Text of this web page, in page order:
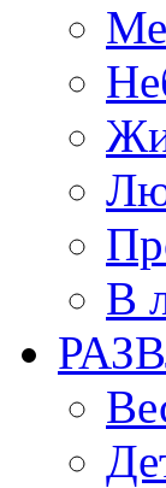
В